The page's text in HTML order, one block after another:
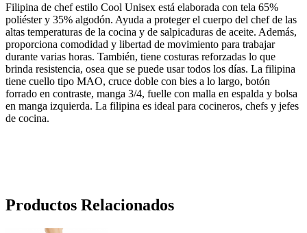
Filipina de chef estilo Cool Unisex está elaborada con tela 65%
poliéster y 35% algodón. Ayuda a proteger el cuerpo del chef de las
altas temperaturas de la cocina y de salpicaduras de aceite. Además,
proporciona comodidad y libertad de movimiento para trabajar
durante varias horas. También, tiene costuras reforzadas lo que
brinda resistencia, osea que se puede usar todos los días. La filipina
tiene cuello tipo MAO, cruce doble con bies a lo largo, botón
forrado en contraste, manga 3/4, fuelle con malla en espalda y bolsa
en manga izquierda. La filipina es ideal para cocineros, chefs y jefes
de cocina.
Productos Relacionados